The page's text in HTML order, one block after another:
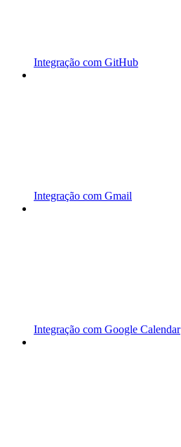
Integração com GitHub
Integração com Gmail
Integração com Google Calendar